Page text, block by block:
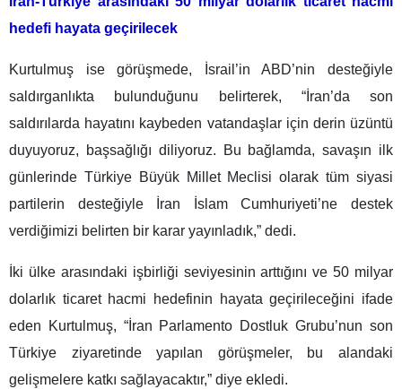
hedefi hayata geçirilecek
Kurtulmuş ise görüşmede, İsrail’in ABD’nin desteğiyle
saldırganlıkta bulunduğunu belirterek, “İran’da son
saldırılarda hayatını kaybeden vatandaşlar için derin üzüntü
duyuyoruz, başsağlığı diliyoruz. Bu bağlamda, savaşın ilk
günlerinde Türkiye Büyük Millet Meclisi olarak tüm siyasi
partilerin desteğiyle İran İslam Cumhuriyeti’ne destek
verdiğimizi belirten bir karar yayınladık,” dedi.
İki ülke arasındaki işbirliği seviyesinin arttığını ve 50 milyar
dolarlık ticaret hacmi hedefinin hayata geçirileceğini ifade
eden Kurtulmuş, “İran Parlamento Dostluk Grubu’nun son
Türkiye ziyaretinde yapılan görüşmeler, bu alandaki
gelişmelere katkı sağlayacaktır,” diye ekledi.